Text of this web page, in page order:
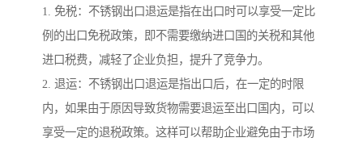
1. 免税：不锈钢出口退运是指在出口时可以享受一定比
例的出口免税政策，即不需要缴纳进口国的关税和其他
进口税费，减轻了企业负担，提升了竞争力。
2. 退运：不锈钢出口退运是指出口后，在一定的时限
内，如果由于原因导致货物需要退运至出口国内，可以
享受一定的退税政策。这样可以帮助企业避免由于市场